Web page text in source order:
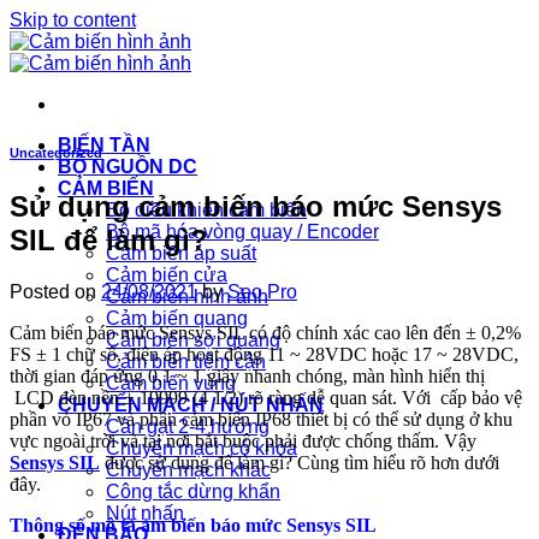
Skip to content
BIẾN TẦN
BỘ NGUỒN DC
CẢM BIẾN
Bộ điều khiển cảm biến
Bộ mã hóa vòng quay / Encoder
Cảm biến áp suất
Cảm biến cửa
Cảm biến hình ảnh
Cảm biến quang
Cảm biến sợi quang
Cảm biến tiệm cận
Cảm biến vùng
CHUYỂN MẠCH / NÚT NHẤN
Cần gạt 2-4 hướng
Chuyển mạch có khóa
Chuyển mạch khác
Công tắc dừng khẩn
Nút nhấn
ĐÈN BÁO
Uncategorized
Sử dụng cảm biến báo mức Sensys
SIL để làm gì?
Posted on 24/08/2021 bySeo Pro
Cảm biến báo mức Sensys SIL có độ chính xác cao lên đến ± 0,2%
FS ± 1 chữ số, điện áp hoạt động 11 ~ 28VDC hoặc 17 ~ 28VDC,
thời gian đáp ứng 0,1 ~ 1 giây nhanh chóng, màn hình hiển thị
LCD đèn nền ± 19999 (4 1/2) rõ ràng dễ quan sát. Với cấp bảo vệ
phần vỏ IP67 và phần cảm biến IP68 thiết bị có thể sử dụng ở khu
vực ngoài trời và tại nơi bắt buộc phải được chống thấm. Vậy
Sensys SIL được sử dụng để làm gì? Cùng tìm hiểu rõ hơn dưới
đây.
Thông số mô tả ảm biến báo mức Sensys SIL